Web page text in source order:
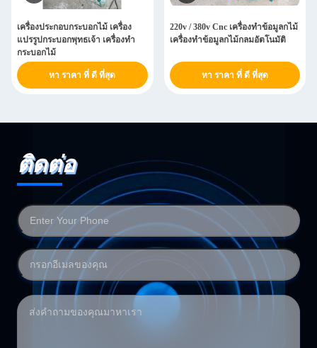
เครื่องประกอบกระบอกไม้ เครื่อง
แปรรูปกระบอกพุทธเจ้า เครื่องทํา
กระบอกไม้
หา ราคา ที่ ดี ที่สุด
220v / 380v Cnc เครื่องทําข้อมูลกไม้
เครื่องทําข้อมูลกไม้กลมอัตโนมัติ
หา ราคา ที่ ดี ที่สุด
ติดต่อ